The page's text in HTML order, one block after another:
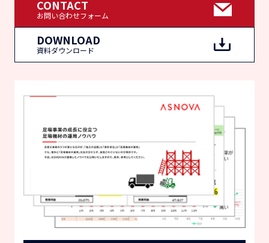
DOWNLOAD
資料ダウンロード
CONTACT
お問い合わせフォーム